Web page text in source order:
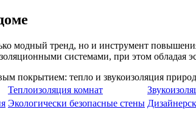
модный тренд, но и инструмент
системами, при этом обладая
Теплоизоляция комнат
Экологически безопасные стены